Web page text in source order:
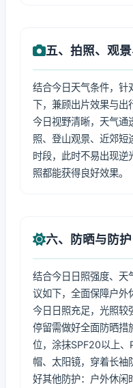
五、拍照、观
结合今日天气条件，针
下，兼顾出片效果与出
今日视野清晰，天气通
照、登山观景、近郊短
时段，此时不易出现逆
照都能获得良好效果。
六、防晒与防护
结合今日日照强度、天
议如下，全面保障户外
今日日照充足，光照较
停留需做好全面防晒措
位，涂抹SPF20以上
帽、太阳镜，穿着长袖
好其他防护：户外休闲